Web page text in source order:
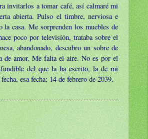
invitarlos a tomar café, así calmaré mi
abierta. Pulso el timbre, nerviosa e
casa. Me sorprenden los muebles de
poco por televisión, trataba sobre el
abandonado, descubro un sobre de
de amor. Me falta el aire. No es por el
del que la ha escrito, la de mi
esa fecha; 14 de febrero de 2039.